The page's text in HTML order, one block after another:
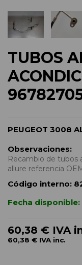
TUBOS
PEUGEOT 3008
Observaciones:
Recambio de tubos
allure referencia
Código interno:
Fecha disponible:
60,38 € IVA
60,38 € IVA inc.